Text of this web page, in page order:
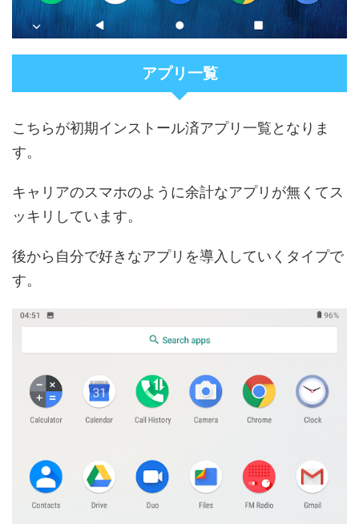
アプリ一覧
こちらが初期インストール済アプリ一覧となりま
す。
キャリアのスマホのように余計なアプリが無くてス
ッキリしています。
後から自分で好きなアプリを導入していくタイプで
す。